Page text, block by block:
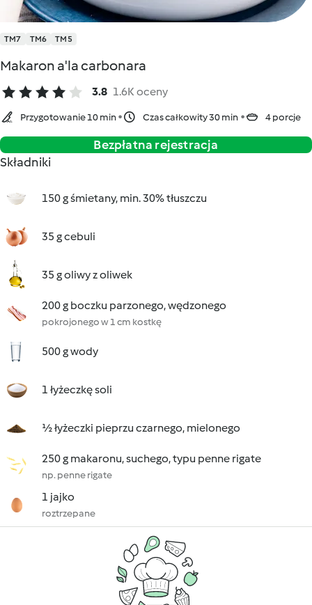
TM7 TM6 TM5
Makaron a'la carbonara
3.8 1.6K oceny
Przygotowanie 10 min Czas całkowity 30 min 4 porcje
Bezpłatna rejestracja
Składniki
150 g śmietany, min. 30% tłuszczu
35 g cebuli
35 g oliwy z oliwek
200 g boczku parzonego, wędzonego
pokrojonego w 1 cm kostkę
500 g wody
1 łyżeczkę soli
½ łyżeczki pieprzu czarnego, mielonego
250 g makaronu, suchego, typu penne rigate
np. penne rigate
1 jajko
roztrzepane